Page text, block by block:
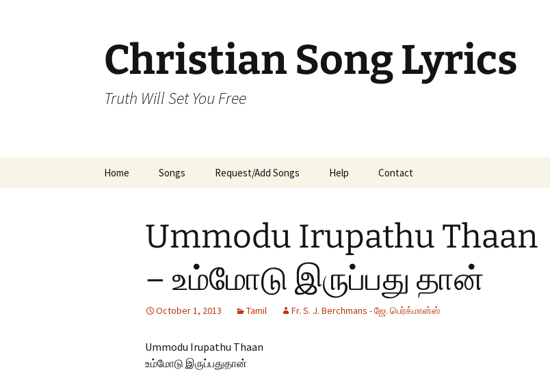
Christian Song Lyrics
Truth Will Set You Free
Home Songs
Malayalam Songs
Kannada Songs
English Songs
Request/Add Songs Help Contact
Ummodu Irupathu Thaan
– உம்மோடு இருப்பது தான்
October 1, 2013 Tamil Fr. S. J. Berchmans - ஜே. பெர்க்மான்ஸ்
Ummodu Irupathu Thaan
உம்மோடு இருப்பதுதான்